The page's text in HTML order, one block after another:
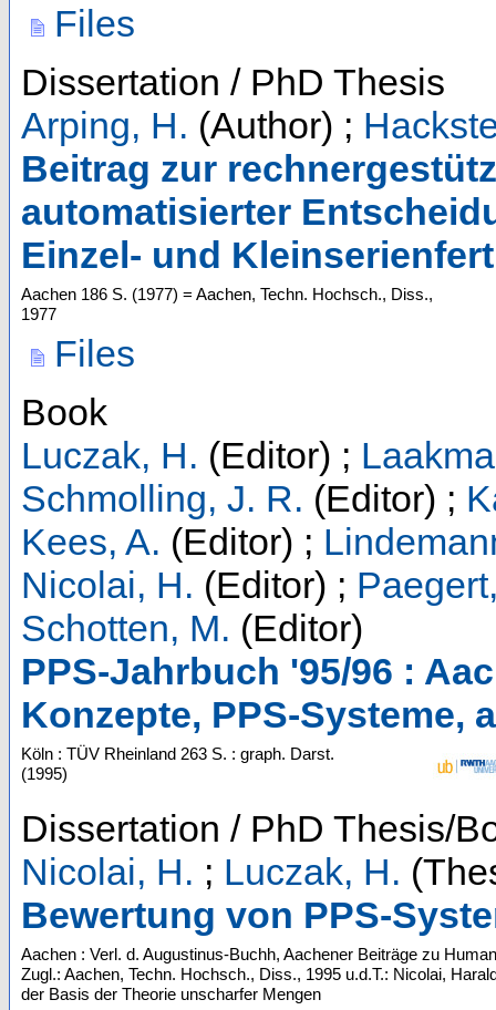
Files
Dissertation / PhD Thesis
Arping, H. (Author) ;
Beitrag zur
automatisierter
Einzel- und
Aachen 186 S. (1977) = Aachen, Techn. Hochsch., Diss.,
1977
Files
Book
Luczak, H. (Editor) ;
Schmolling, J. R. (Editor) ;
Kees, A. (Editor) ;
Nicolai, H. (Editor) ;
Schotten, M. (Editor)
PPS-Jahrbuch '95/96 :
Konzepte, PPS-Systeme,
Köln : TÜV Rheinland 263 S. : graph. Darst.
(1995)
Dissertation / PhD Thesis/
Nicolai, H. ; Luczak, H.
Bewertung von PPS-
Aachen : Verl. d. Augustinus-Buchh, Aachener Beiträge zu
Zugl.: Aachen, Techn. Hochsch., Diss., 1995 u.d.T.: Nicolai,
der Basis der Theorie unscharfer Mengen